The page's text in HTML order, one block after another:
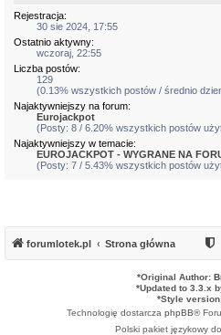
Rejestracja:
30 sie 2024, 17:55
Ostatnio aktywny:
wczoraj, 22:55
Liczba postów:
129
(0.13% wszystkich postów / średnio
Najaktywniejszy na forum:
Eurojackpot
(Posty: 8 / 6.20% wszystkich postów
Najaktywniejszy w temacie:
EUROJACKPOT - WYGRANE NA
(Posty: 7 / 5.43% wszystkich postów
forumlotek.pl Strona główna
*Original Author:
*Updated to 3.3.x
*Style
Technologię dostarcza phpBB®
Polski pakiet językowy